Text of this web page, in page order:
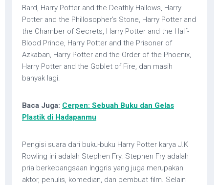
Bard, Harry Potter and the Deathly Hallows, Harry
Potter and the Phillosopher’s Stone, Harry Potter and
the Chamber of Secrets, Harry Potter and the Half-
Blood Prince, Harry Potter and the Prisoner of
Azkaban, Harry Potter and the Order of the Phoenix,
Harry Potter and the Goblet of Fire, dan masih
banyak lagi.
Baca Juga: Cerpen: Sebuah Buku dan Gelas
Plastik di Hadapanmu
Pengisi suara dari buku-buku Harry Potter karya J.K
Rowling ini adalah Stephen Fry. Stephen Fry adalah
pria berkebangsaan Inggris yang juga merupakan
aktor, penulis, komedian, dan pembuat film. Selain